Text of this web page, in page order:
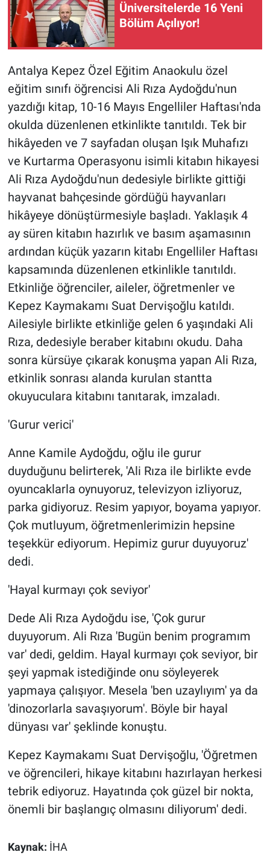
Üniversitelerde 16 Yeni
Bölüm Açılıyor!
Antalya Kepez Özel Eğitim Anaokulu özel
eğitim sınıfı öğrencisi Ali Rıza Aydoğdu'nun
yazdığı kitap, 10-16 Mayıs Engelliler Haftası'nda
okulda düzenlenen etkinlikte tanıtıldı. Tek bir
hikâyeden ve 7 sayfadan oluşan Işık Muhafızı
ve Kurtarma Operasyonu isimli kitabın hikayesi
Ali Rıza Aydoğdu'nun dedesiyle birlikte gittiği
hayvanat bahçesinde gördüğü hayvanları
hikâyeye dönüştürmesiyle başladı. Yaklaşık 4
ay süren kitabın hazırlık ve basım aşamasının
ardından küçük yazarın kitabı Engelliler Haftası
kapsamında düzenlenen etkinlikle tanıtıldı.
Etkinliğe öğrenciler, aileler, öğretmenler ve
Kepez Kaymakamı Suat Dervişoğlu katıldı.
Ailesiyle birlikte etkinliğe gelen 6 yaşındaki Ali
Rıza, dedesiyle beraber kitabını okudu. Daha
sonra kürsüye çıkarak konuşma yapan Ali Rıza,
etkinlik sonrası alanda kurulan stantta
okuyuculara kitabını tanıtarak, imzaladı.
'Gurur verici'
Anne Kamile Aydoğdu, oğlu ile gurur
duyduğunu belirterek, 'Ali Rıza ile birlikte evde
oyuncaklarla oynuyoruz, televizyon izliyoruz,
parka gidiyoruz. Resim yapıyor, boyama yapıyor.
Çok mutluyum, öğretmenlerimizin hepsine
teşekkür ediyorum. Hepimiz gurur duyuyoruz'
dedi.
'Hayal kurmayı çok seviyor'
Dede Ali Rıza Aydoğdu ise, 'Çok gurur
duyuyorum. Ali Rıza 'Bugün benim programım
var' dedi, geldim. Hayal kurmayı çok seviyor, bir
şeyi yapmak istediğinde onu söyleyerek
yapmaya çalışıyor. Mesela 'ben uzaylıyım' ya da
'dinozorlarla savaşıyorum'. Böyle bir hayal
dünyası var' şeklinde konuştu.
Kepez Kaymakamı Suat Dervişoğlu, 'Öğretmen
ve öğrencileri, hikaye kitabını hazırlayan herkesi
tebrik ediyoruz. Hayatında çok güzel bir nokta,
önemli bir başlangıç olmasını diliyorum' dedi.
Kaynak: İHA